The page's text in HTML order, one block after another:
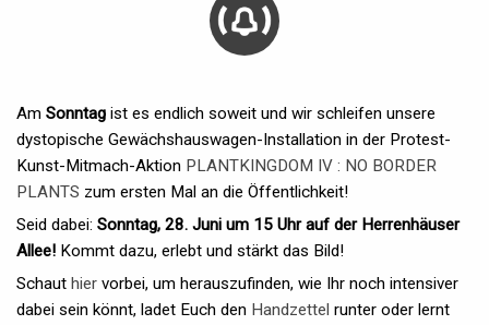
Am Sonntag ist es endlich soweit und wir schleifen unsere
dystopische Gewächshauswagen-Installation in der Protest-
Kunst-Mitmach-Aktion PLANTKINGDOM IV : NO BORDER
PLANTS zum ersten Mal an die Öffentlichkeit!
Seid dabei: Sonntag, 28. Juni um 15 Uhr auf der Herrenhäuser
Allee! Kommt dazu, erlebt und stärkt das Bild!
Schaut hier vorbei, um herauszufinden, wie Ihr noch intensiver
dabei sein könnt, ladet Euch den Handzettel runter oder lernt